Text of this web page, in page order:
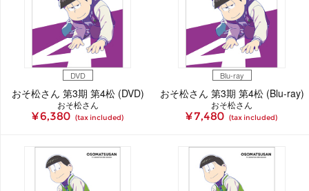
DVD
おそ松さん 第3期 第4松 (DVD)
おそ松さん
¥ 6,380 (tax included)
Blu-ray
おそ松さん 第3期 第4松 (Blu-ray)
おそ松さん
¥ 7,480 (tax included)